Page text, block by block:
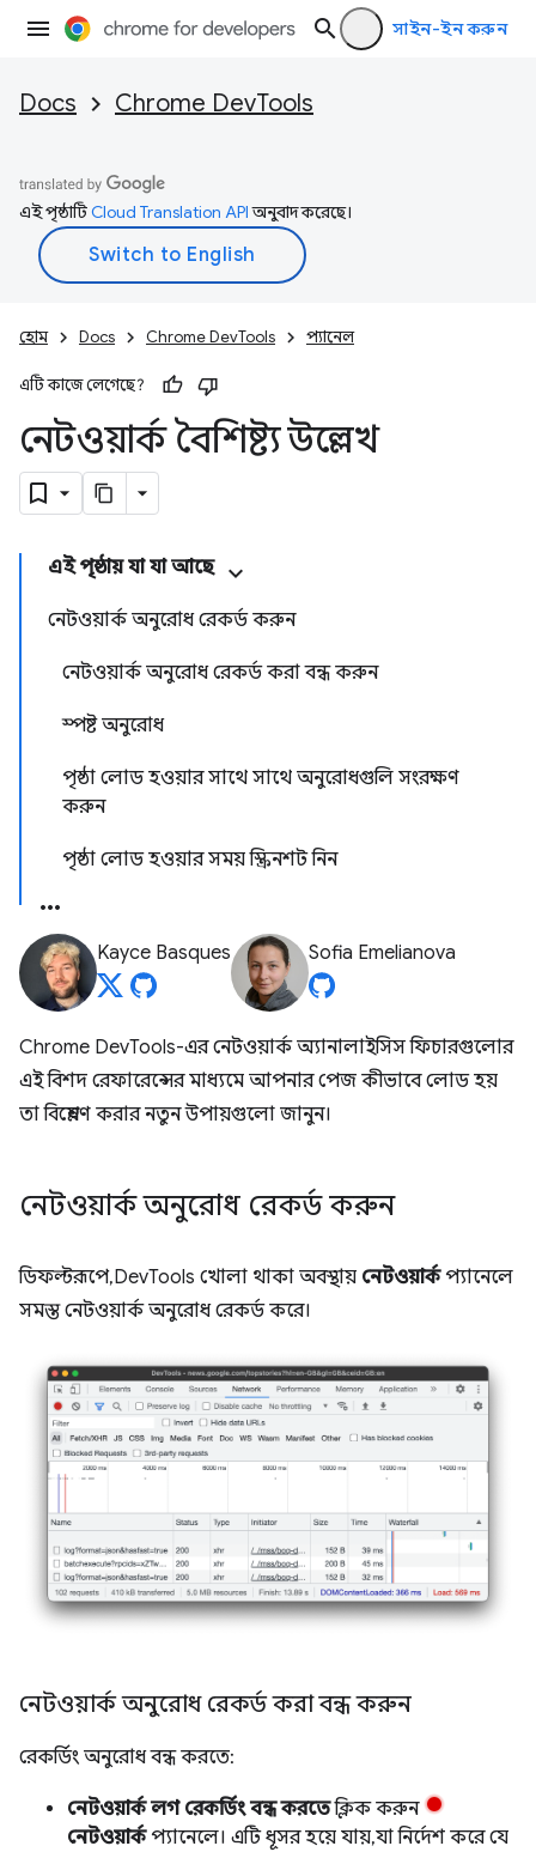
সাইন-ইন করুন
Docs Chrome DevTools
এই পৃষ্ঠাটিCloud Translation APIঅনুবাদ করেছে।
হোম Docs Chrome DevTools প্যানেল
এটি কাজে লেগেছে?
নেটওয়ার্ক বৈশিষ্ট্য উল্লেখ
এই পৃষ্ঠায় যা যা আছে
নেটওয়ার্ক অনুরোধ রেকর্ড করুন
নেটওয়ার্ক অনুরোধ রেকর্ড করা বন্ধ করুন
স্পষ্ট অনুরোধ
পৃষ্ঠা লোড হওয়ার সাথে সাথে অনুরোধগুলি সংরক্ষণ
করুন
পৃষ্ঠা লোড হওয়ার সময় স্ক্রিনশট নিন
Kayce Basques Sofia Emelianova
Chrome DevTools-এর নেটওয়ার্ক অ্যানালাইসিস ফিচারগুলোর
এই বিশদ রেফারেন্সের মাধ্যমে আপনার পেজ কীভাবে লোড হয়
তা বিশ্লেষণ করার নতুন উপায়গুলো জানুন।
নেটওয়ার্ক অনুরোধ রেকর্ড করুন
ডিফল্টরূপে, DevTools খোলা থাকা অবস্থায় নেটওয়ার্কপ্যানেলে
সমস্ত নেটওয়ার্ক অনুরোধ রেকর্ড করে।
নেটওয়ার্ক অনুরোধ রেকর্ড করা বন্ধ করুন
রেকর্ডিং অনুরোধ বন্ধ করতে:
নেটওয়ার্ক লগ রেকর্ডিং বন্ধ করতেক্লিক করুন
নেটওয়ার্কপ্যানেলে। এটি ধূসর হয়ে যায়, যা নির্দেশ করে যে